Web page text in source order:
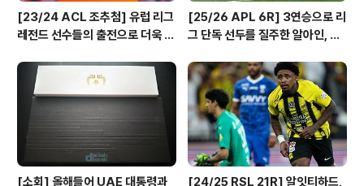
[23/24 ACL 조추첨] 유럽 리그
레전드 선수들의 출전으로 더욱 웅
[25/26 APL 6R] 3연승으로 리
그 단독 선두를 질주한 알아인, 개
르자와 코르팟칸!
[소회] 올해들어 UAE 대통령과 [24/25 RSL 21R] 알잇티하드,